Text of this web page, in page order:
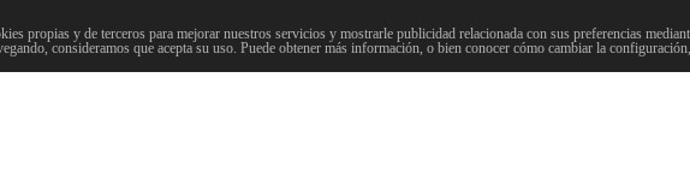
propias y de terceros para mejorar nuestros servicios y mostrarle publicidad relacionada con sus preferencias
consideramos que acepta su uso. Puede obtener más información, o bien conocer cómo cambiar la